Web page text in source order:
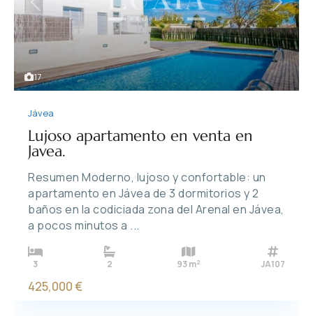
17
Previous Next
Jávea
Lujoso apartamento en venta en
Javea.
Resumen Moderno, lujoso y confortable: un
apartamento en Jávea de 3 dormitorios y 2
baños en la codiciada zona del Arenal en Jávea,
a pocos minutos a ...
3 2 93 m2 JA107
425,000 €